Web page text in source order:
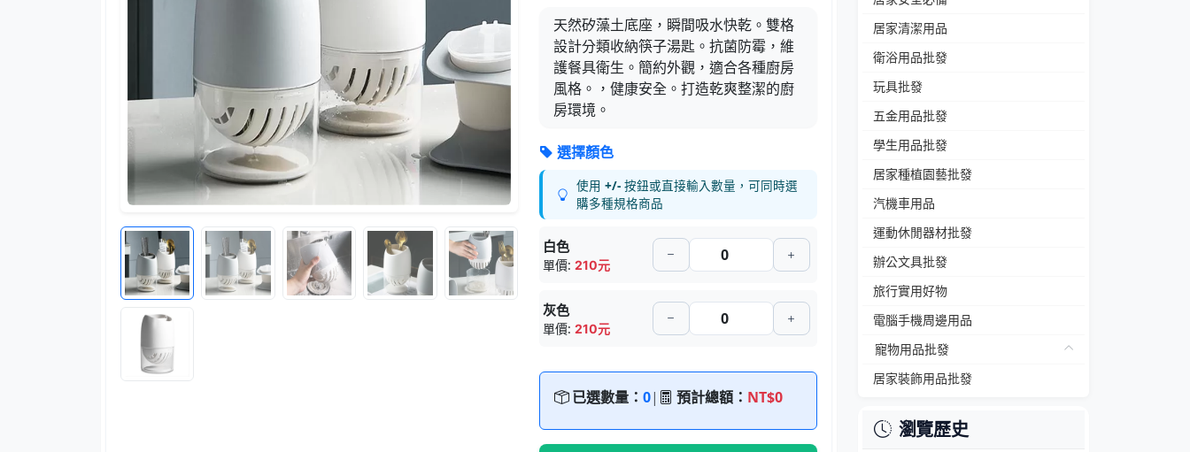
天然矽藻土底座，瞬間吸水快乾。雙格
設計分類收納筷子湯匙。抗菌防霉，維
護餐具衛生。簡約外觀，適合各種廚房
風格。，健康安全。打造乾爽整潔的廚
房環境。
選擇顏色
使用+/- 按鈕或直接輸入數量，可同時選
購多種規格商品
白色
單價:210元
灰色
單價:210元
已選數量：0| 預計總額： NT$0
居家清潔用品
衛浴用品批發
玩具批發
五金用品批發
學生用品批發
居家種植園藝批發
汽機車用品
運動休閒器材批發
辦公文具批發
旅行實用好物
電腦手機周邊用品
寵物用品批發
居家裝飾用品批發
瀏覽歷史